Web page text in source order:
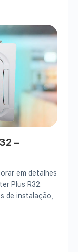
–
em detalhes
Plus R32.
de instalação,